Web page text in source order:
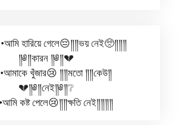
হারিয়ে গেলে😔༎༎ভয় নেই🥺༎༎༎
༎༅༎কারন ༎༅༎💔
খুঁজার😢 ༎༎মতো ༎༎কেউ༎
💔༎༅༎নেই༎༅༎❔
কষ্ট পেলে😢༎༎ক্ষতি নেই༎༎༎༎